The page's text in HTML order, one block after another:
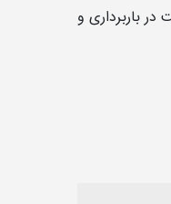
در باربرداری و